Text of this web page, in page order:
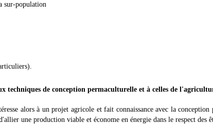
sur-population
techniques de conception permaculturelle et à celles de
alors à un projet agricole et fait connaissance avec la conception
une production viable et économe en énergie dans le respect des